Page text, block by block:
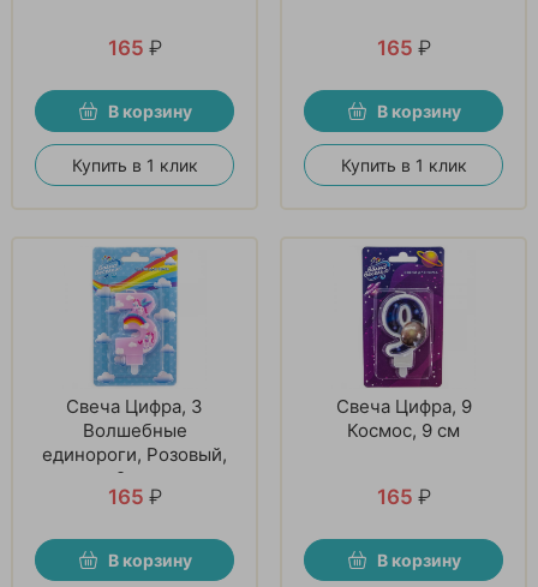
165 ₽
В корзину
Купить в 1 клик
165 ₽
В корзину
Купить в 1 клик
Свеча Цифра, 3
Волшебные
единороги, Розовый,
9 см
165 ₽
В корзину
Свеча Цифра, 9
Космос, 9 см
165 ₽
В корзину